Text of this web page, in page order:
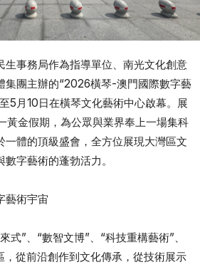
生事務局作為指導單位、南光文化創意
集團主辦的“2026橫琴-澳門國際數字藝
5月10日在橫琴文化藝術中心啟幕。展
黃金假期，為公眾與業界奉上一場集科
一體的頂級盛會，全方位展現大灣區文
字藝術的蓬勃活力。
藝術宇宙
式”、“數智文博”、“科技重構藝術”、
，從前沿創作到文化傳承，從技術展示